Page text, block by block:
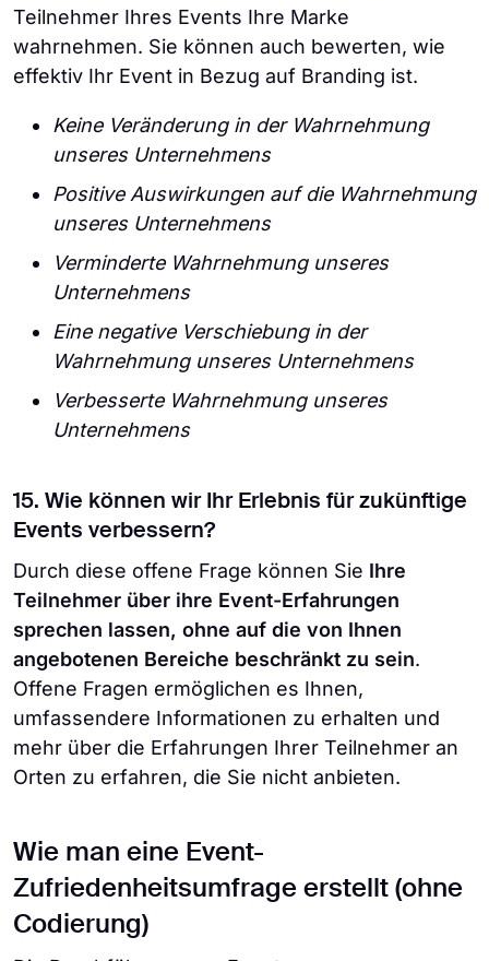
Teilnehmer Ihres Events Ihre Marke
wahrnehmen. Sie können auch bewerten, wie
effektiv Ihr Event in Bezug auf Branding ist.
Keine Veränderung in der Wahrnehmung
unseres Unternehmens
Positive Auswirkungen auf die Wahrnehmung
unseres Unternehmens
Verminderte Wahrnehmung unseres
Unternehmens
Eine negative Verschiebung in der
Wahrnehmung unseres Unternehmens
Verbesserte Wahrnehmung unseres
Unternehmens
15. Wie können wir Ihr Erlebnis für zukünftige
Events verbessern?
Durch diese offene Frage können Sie Ihre
Teilnehmer über ihre Event-Erfahrungen
sprechen lassen, ohne auf die von Ihnen
angebotenen Bereiche beschränkt zu sein.
Offene Fragen ermöglichen es Ihnen,
umfassendere Informationen zu erhalten und
mehr über die Erfahrungen Ihrer Teilnehmer an
Orten zu erfahren, die Sie nicht anbieten.
Wie man eine Event-
Zufriedenheitsumfrage erstellt (ohne
Codierung)